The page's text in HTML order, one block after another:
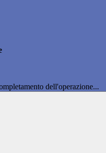
dell'operazione...